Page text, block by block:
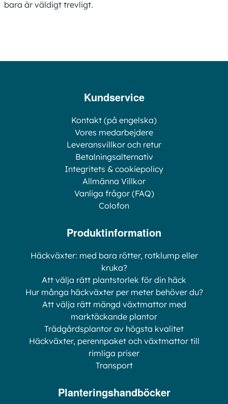
bara är väldigt trevligt.
Kundservice
Kontakt (på engelska)
Vores medarbejdere
Leveransvillkor och retur
Betalningsalternativ
Integritets & cookiepolicy
Allmänna Villkor
Vanliga frågor (FAQ)
Colofon
Produktinformation
Häckväxter: med bara rötter, rotklump eller
kruka?
Att välja rätt plantstorlek för din häck
Hur många häckväxter per meter behöver du?
Att välja rätt mängd växtmattor med
marktäckande plantor
Trädgårdsplantor av högsta kvalitet
Häckväxter, perennpaket och växtmattor till
rimliga priser
Transport
Planteringshandböcker